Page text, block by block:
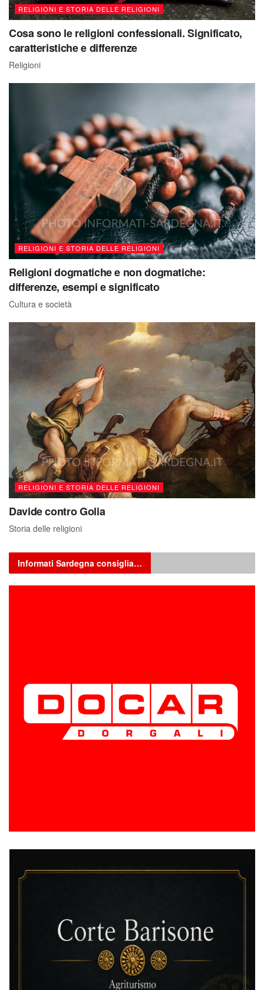
RELIGIONI E STORIA DELLE RELIGIONI
Cosa sono le religioni confessionali. Significato,
caratteristiche e differenze
Religioni
RELIGIONI E STORIA DELLE RELIGIONI
Religioni dogmatiche e non dogmatiche:
differenze, esempi e significato
Cultura e società
RELIGIONI E STORIA DELLE RELIGIONI
Davide contro Golia
Storia delle religioni
Informati Sardegna consiglia…